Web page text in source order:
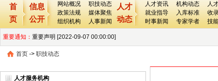
首
页
信息
公开
网站概况
职技动态
政策法规
媒体聚焦
组织机构
人事新闻
人才
动态
人才资讯 机构动态
人
就业指导
入库标准
收
时事新闻
专家学者 技
重要通知： 重要声明 [2022-09-07 00:00:00]
国职网重要提醒及声明 [2022-04-13 00:00:00]
重要说明---关于国职网最新版证书上的各个栏目的详细解释 [2022-04-
首页 -> 职技动态
人才服务机构